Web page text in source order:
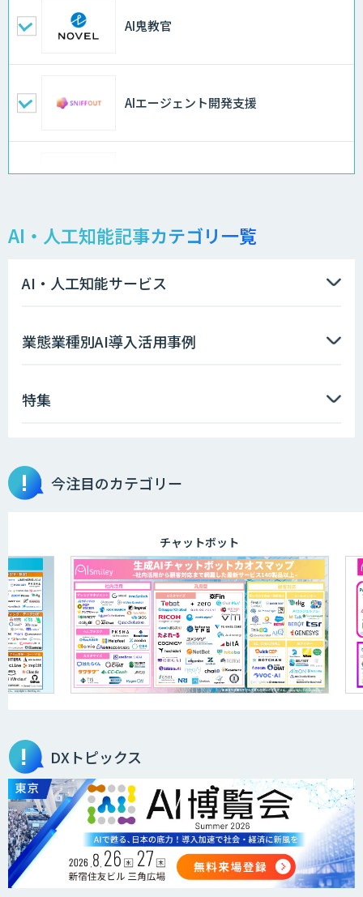
AI鬼教官
AIエージェント開発支援
AI-BPO
Docify（ドシファイ）
ログミーツ powered by GPT-4
JOINT AI Flow byGMO
AIR-NEXUS
Smart Search
法人向けAIエージェント「OfficeAI社
員」
AI・人工知能記事カテゴリ一覧
AI・人工知能サービス
業態業種別AI導入活用事例
特集
今注目のカテゴリー
チャットボット
DXトピックス